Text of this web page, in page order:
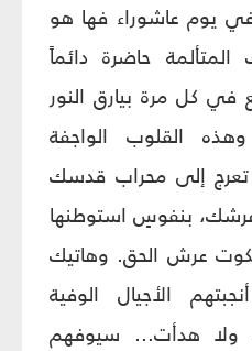
يوم عاشوراء فها هو
حاضرة دائماً
في كل مرة بيارق النور
القلوب الواجفة
تعرج إلى محراب قدسك
بنفوسٍ استوطنها
عرش الحق. وهاتيك
الأجيال الوفية
ولا هدأت... سيوفهم